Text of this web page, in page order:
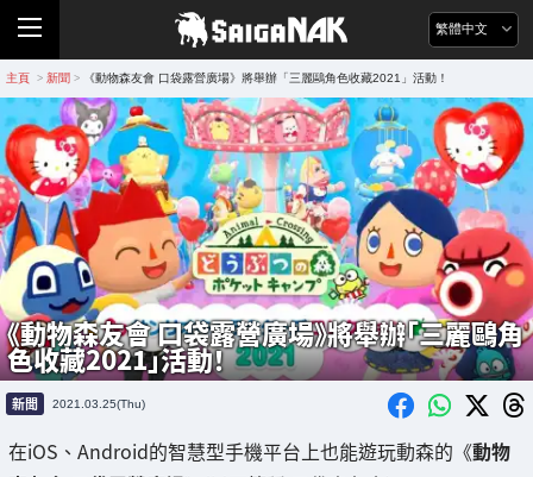
繁體中文
主頁 > 新聞 > 《動物森友會 口袋露營廣場》將舉辦「三麗鷗角色收藏2021」活動！
《動物森友會 口袋露營廣場》將舉辦「三麗鷗角
色收藏2021」活動！
新聞 2021.03.25(Thu)
在iOS、Android的智慧型手機平台上也能遊玩動森的《動物